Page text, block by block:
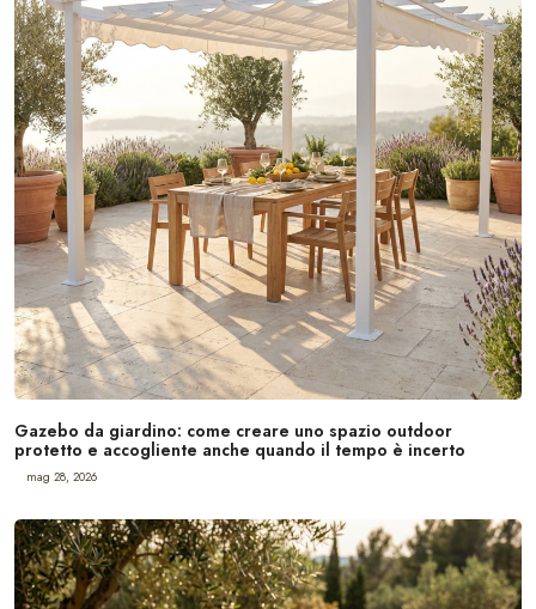
Gazebo da giardino: come creare uno spazio outdoor
protetto e accogliente anche quando il tempo è incerto
mag 28, 2026